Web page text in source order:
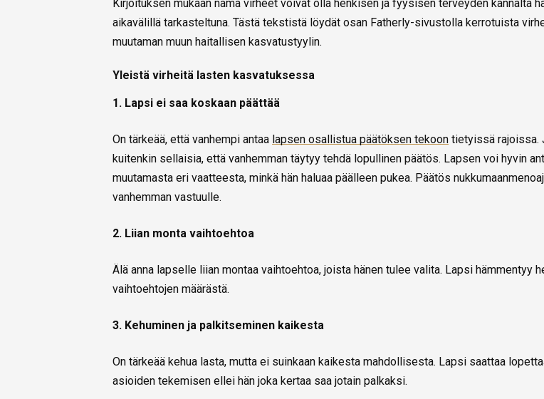
Kirjoituksen mukaan nämä virheet voivat olla henkisen ja fyysisen terveyden kannalta
aikavälillä tarkasteltuna. Tästä tekstistä löydät osan Fatherly-sivustolla kerrotuista
muutaman muun haitallisen kasvatustyylin.
Yleistä virheitä lasten kasvatuksessa
1. Lapsi ei saa koskaan päättää
On tärkeää, että vanhempi antaa lapsen osallistua päätöksen tekoon tietyissä rajoissa.
kuitenkin sellaisia, että vanhemman täytyy tehdä lopullinen päätös. Lapsen voi hyvin
muutamasta eri vaatteesta, minkä hän haluaa päälleen pukea. Päätös
vanhemman vastuulle.
2. Liian monta vaihtoehtoa
Älä anna lapselle liian montaa vaihtoehtoa, joista hänen tulee valita. Lapsi hämmentyy
vaihtoehtojen määrästä.
3. Kehuminen ja palkitseminen kaikesta
On tärkeää kehua lasta, mutta ei suinkaan kaikesta mahdollisesta. Lapsi saattaa
asioiden tekemisen ellei hän joka kertaa saa jotain palkaksi.